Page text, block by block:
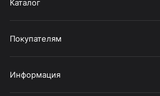
Каталог
Покупателям
Информация